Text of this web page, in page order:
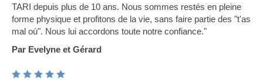
TARI depuis plus de 10 ans. Nous sommes restés en pleine
forme physique et profitons de la vie, sans faire partie des "t'as
mal où". Nous lui accordons toute notre confiance."
Par Evelyne et Gérard